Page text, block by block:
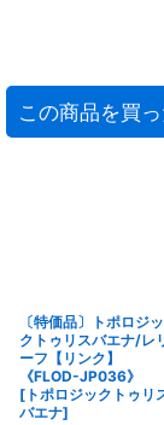
この商品を買
〔特価品〕トポロジッ
クトゥリスバエナ/レ
ーフ【リンク】
《FLOD-JP036》
[ トポロジックトゥリ
バエナ]